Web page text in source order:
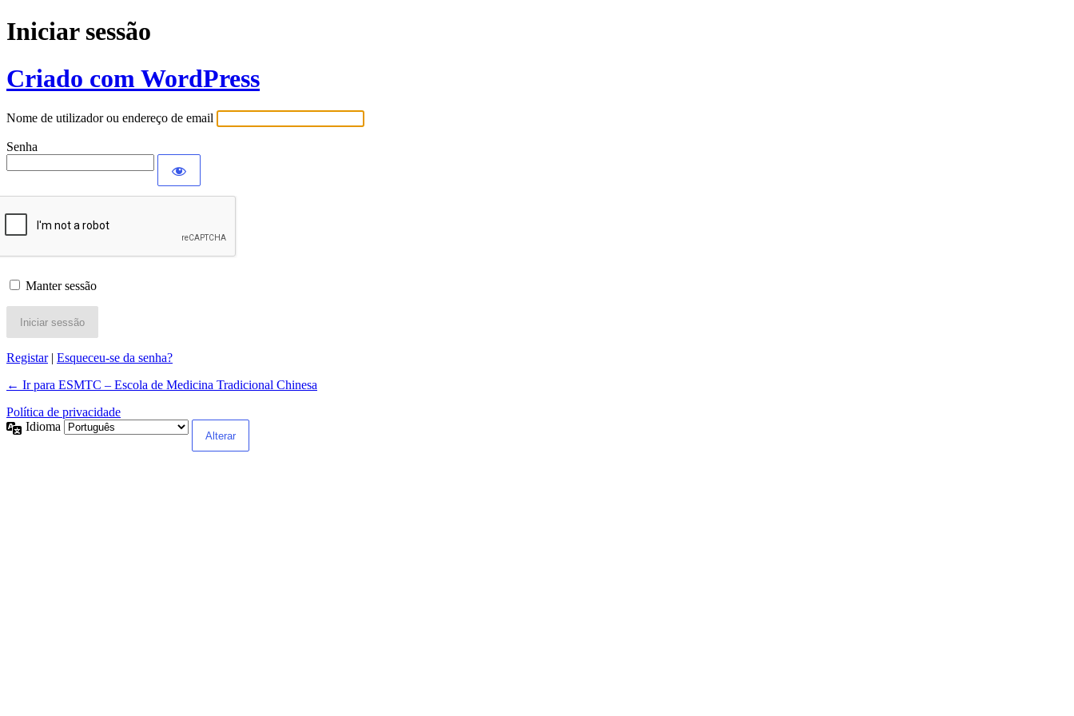
Iniciar sessão
Criado com WordPress
Nome de utilizador ou endereço de email
Senha
Manter sessão
Registar| Esqueceu-se da senha?
← Ir para ESMTC – Escola de Medicina Tradicional Chinesa
Política de privacidade
Idioma